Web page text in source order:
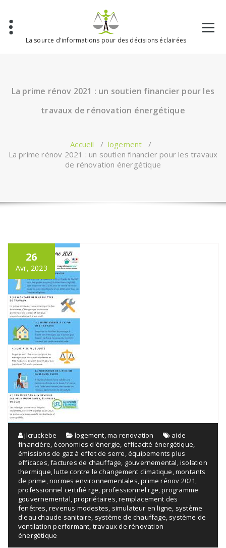
contenu
La source d'informations pour des décisions éclairées
La prime rénov 2021 : un soutien financier pour les
travaux de rénovation énergétique
Accueil / logement /
La prime rénov 2021 : un soutien financier pour les travaux
de rénovation énergétique
26
Avr, 2023
jlcruckebe logement ,ma renovation
aide
financière ,économies d'énergie efficacité énergétique
émissions de gaz à effet de serre ,équipements plus
efficaces ,factures de chauffage gouvernemental ,isolation
thermique ,lutte contre le changement climatique ,montants
de prime ,normes environnementales ,prime rénov 2021
professionnel certifié rge professionnel rge ,programme
gouvernemental ,propriétaires ,remplacement des
fenêtres ,revenus modestes simulateur en ligne système
d'eau chaude sanitaire système de chauffage système de
ventilation performant travaux de rénovation
énergétique